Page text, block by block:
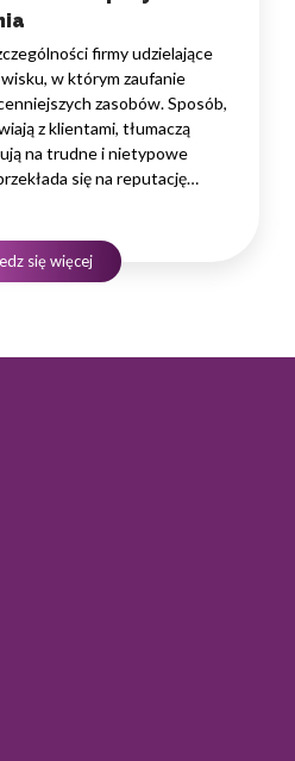
firmy udzielające
w którym zaufanie
zasobów. Sposób,
z klientami, tłumaczą
na trudne i nietypowe
się na reputację
kompetencji
się więcej